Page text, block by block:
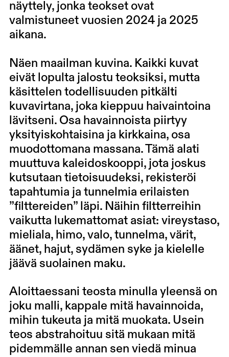
näyttely, jonka teokset ovat
valmistuneet vuosien 2024 ja 2025
aikana.
Näen maailman kuvina. Kaikki kuvat
eivät lopulta jalostu teoksiksi, mutta
käsittelen todellisuuden pitkälti
kuvavirtana, joka kieppuu haivaintoina
lävitseni. Osa havainnoista piirtyy
yksityiskohtaisina ja kirkkaina, osa
muodottomana massana. Tämä alati
muuttuva kaleidoskooppi, jota joskus
kutsutaan tietoisuudeksi, rekisteröi
tapahtumia ja tunnelmia erilaisten
”filttereiden” läpi. Näihin filtterreihin
vaikutta lukemattomat asiat: vireystaso,
mieliala, himo, valo, tunnelma, värit,
äänet, hajut, sydämen syke ja kielelle
jäävä suolainen maku.
Aloittaessani teosta minulla yleensä on
joku malli, kappale mitä havainnoida,
mihin tukeuta ja mitä muokata. Usein
teos abstrahoituu sitä mukaan mitä
pidemmälle annan sen viedä minua